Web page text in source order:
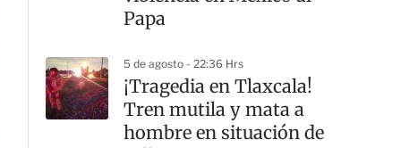
Papa
5 de agosto - 22:36 Hrs
¡Tragedia en Tlaxcala!
Tren mutila y mata a
hombre en situación de